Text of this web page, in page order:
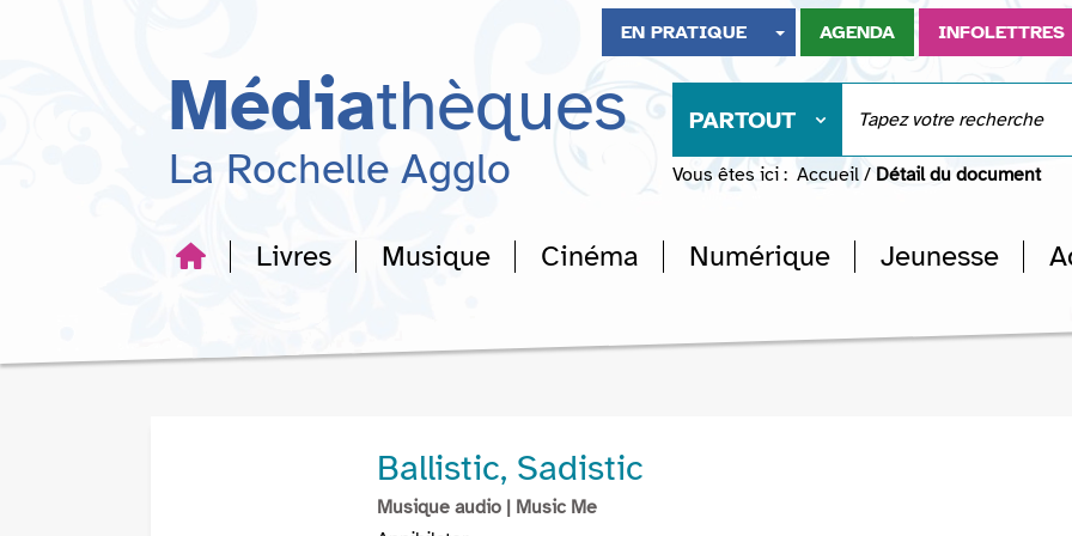
recherche
EN PRATIQUE AGENDA INFOLETTRES
Médiathèques
La Rochelle Agglo
PARTOUT
Vous êtes ici : Accueil / Détail du document
Livres Musique Cinéma Numérique Jeunesse
Ballistic, Sadistic
Musique audio | Music Me